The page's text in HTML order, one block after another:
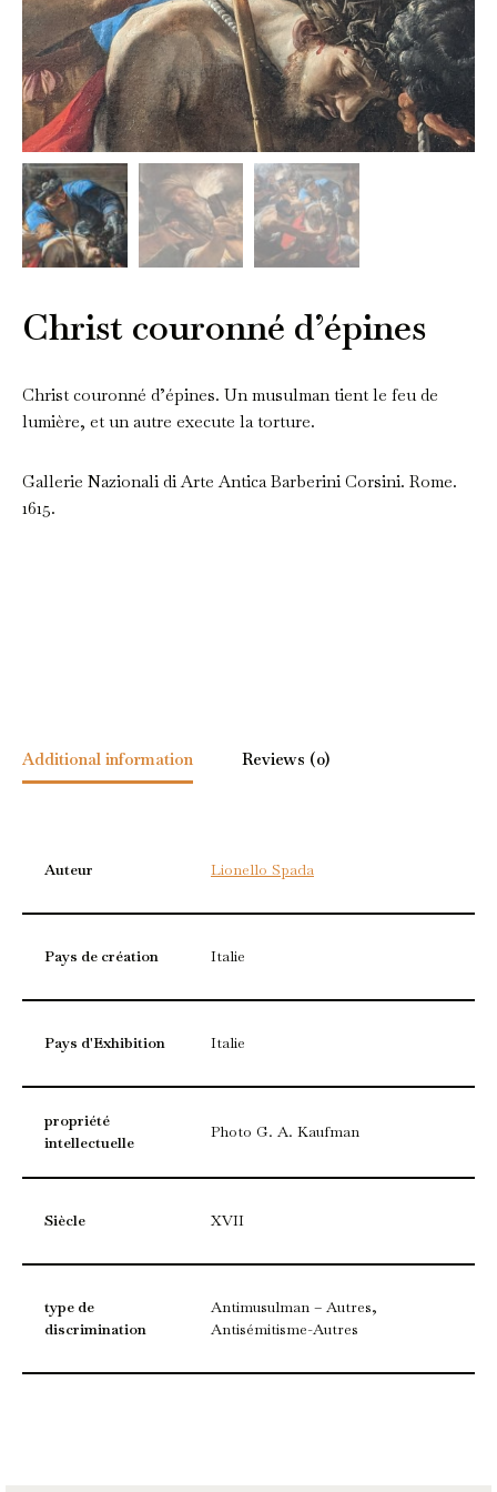
Christ couronné d’épines
Christ couronné d’épines. Un musulman tient le feu de
lumière, et un autre execute la torture.
Gallerie Nazionali di Arte Antica Barberini Corsini. Rome.
1615.
Additional information Reviews (0)
Auteur Lionello Spada
Pays de création Italie
Pays d'Exhibition Italie
propriété
intellectuelle
Photo G. A. Kaufman
Siècle XVII
type de
discrimination
Antimusulman – Autres,
Antisémitisme-Autres